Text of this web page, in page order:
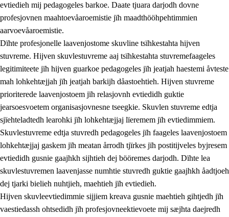
evtiedieh mij pedagogeles barkoe. Daate tjuara darjodh dovne
profesjovnen maahtoevåaroemistie jïh maadthööhpehtimmien
aarvoevåaroemistie.
Dïhte profesjonelle laavenjostome skuvline tsïhkestahta hijven
stuvreme. Hijven skuvlestuvreme aaj tsïhkestahta stuvremefaageles
legitimiteete jïh hijven guarkoe pedagogeles jïh jeatjah haestemi åvteste
mah lohkehtæjjah jïh jeatjah barkijh dåastoehtieh. Hijven stuvreme
prioriterede laavenjostoem jïh relasjovnh evtiedidh guktie
jearsoesvoetem organisasjovnesne tseegkie. Skuvlen stuvreme edtja
sjïehteladtedh learohki jïh lohkehtæjjaj lïeremem jïh evtiedimmiem.
Skuvlestuvreme edtja stuvredh pedagogeles jïh faageles laavenjostoem
lohkehtæjjaj gaskem jïh meatan årrodh tjïrkes jïh postitijveles byjresem
evtiedidh gusnie gaajhkh sijhtieh dej bööremes darjodh. Dïhte lea
skuvlestuvremen laavenjasse numhtie stuvredh guktie gaajhkh åadtjoeh
dej tjarki bielieh nuhtjieh, maehtieh jïh evtiedieh.
Hijven skuvleevtiedimmie sijjiem kreava gusnie maehtieh gihtjedh jïh
vaestiedassh ohtsedidh jïh profesjovneektievoete mij sæjhta daejredh